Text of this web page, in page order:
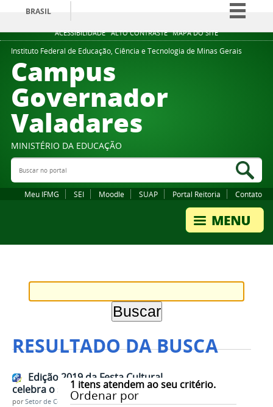
ACESSIBILIDADE ALTO CONTRASTE MAPA DO SITE
BRASIL
Simplifique!
Comunica BR
Instituto Federal de Educação, Ciência e Tecnologia de Minas Gerais
Campus
Governador
Valadares
MINISTÉRIO DA EDUCAÇÃO
Buscar no portal
Meu IFMG SEI Moodle SUAP Portal Reitoria Contato
RESULTADO DA BUSCA
1 itens atendem ao seu critério.
Ordenar por
Edição 2019 da Festa Cultural
celebra o samba
porSetor de Comunicação